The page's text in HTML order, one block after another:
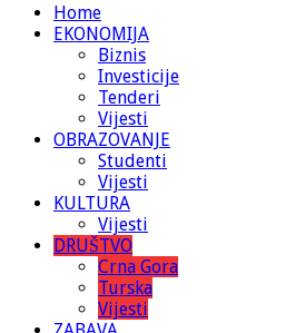
Home
EKONOMIJA
Biznis
Investicije
Tenderi
Vijesti
OBRAZOVANJE
Studenti
Vijesti
KULTURA
Vijesti
DRUŠTVO
Crna Gora
Turska
Vijesti